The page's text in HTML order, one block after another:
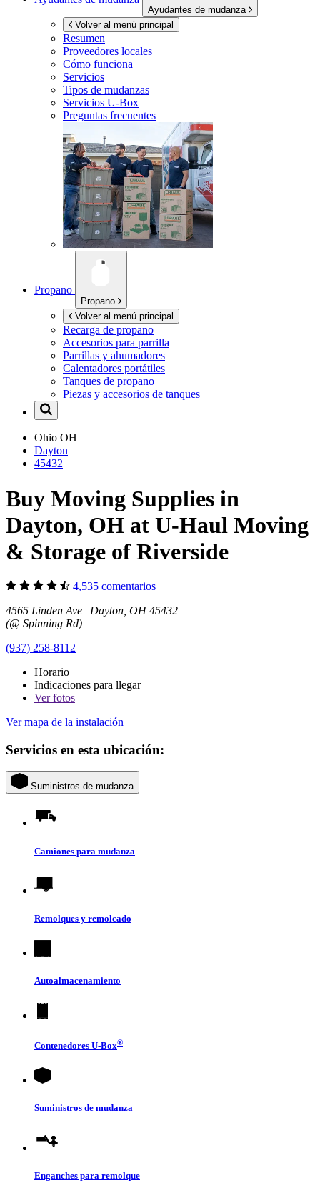
Ayudantes de mudanza
Volver al menú principal
Resumen
Proveedores locales
Cómo funciona
Servicios
Tipos de mudanzas
Servicios U-Box
Preguntas frecuentes
Propano
Propano
Volver al menú principal
Recarga de propano
Accesorios para parrilla
Parrillas y ahumadores
Calentadores portátiles
Tanques de propano
Piezas y accesorios de tanques
Ohio OH
Dayton
45432
Buy Moving Supplies in
Dayton, OH at U-Haul Moving
& Storage of Riverside
4,535 comentarios
4565 Linden Ave Dayton, OH 45432
(@ Spinning Rd)
(937) 258-8112
Horario
Indicaciones para llegar
Verfotos
Ver mapa de la instalación
Servicios en esta ubicación:
Suministros de mudanza
Camiones para mudanza
Remolques y remolcado
Autoalmacenamiento
Contenedores U-Box®
Suministros de mudanza
Enganches para remolque